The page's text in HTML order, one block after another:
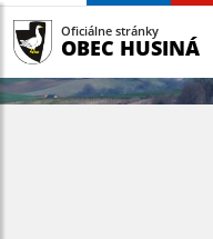
Oficiálne stránky
OBEC HUSINÁ